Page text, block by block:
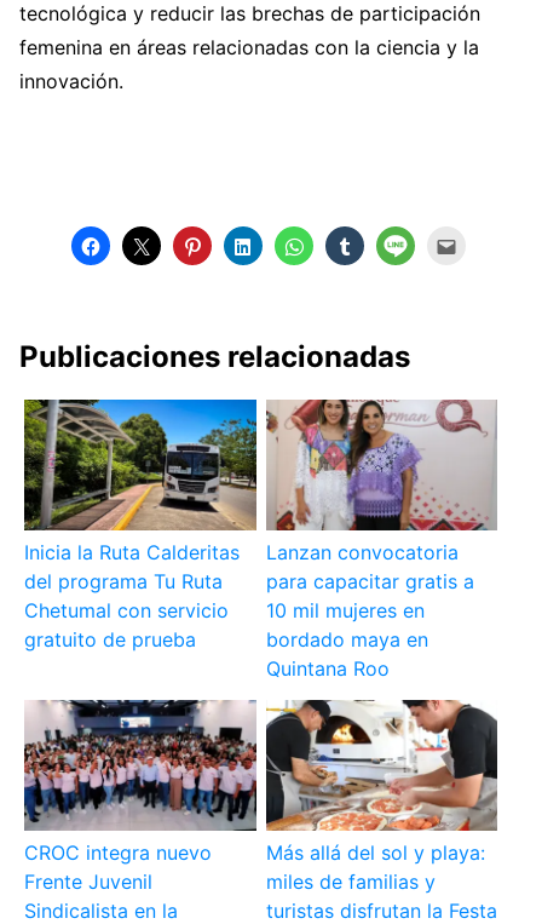
tecnológica y reducir las brechas de participación
femenina en áreas relacionadas con la ciencia y la
innovación.
Publicaciones relacionadas
Inicia la Ruta Calderitas
del programa Tu Ruta
Chetumal con servicio
gratuito de prueba
Lanzan convocatoria
para capacitar gratis a
10 mil mujeres en
bordado maya en
Quintana Roo
CROC integra nuevo
Frente Juvenil
Sindicalista en la
Más allá del sol y playa:
miles de familias y
turistas disfrutan la Festa